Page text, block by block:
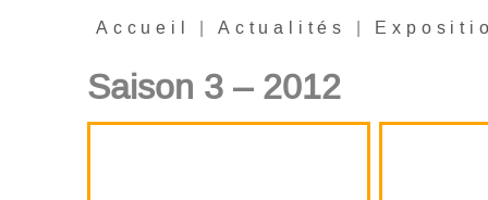
Accueil Actualités
Saison 3 – 2012